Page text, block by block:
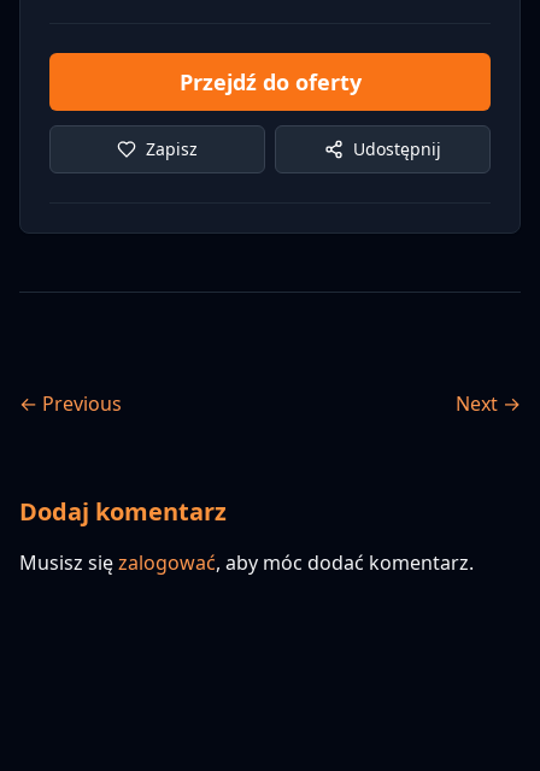
Przejdź do oferty
Zapisz Udostępnij
← Previous Next →
Dodaj komentarz
Musisz sięzalogować, aby móc dodać komentarz.